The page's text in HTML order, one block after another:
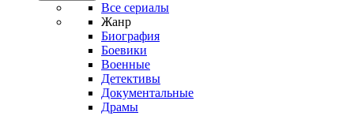
Все сериалы
Жанр
Биография
Боевики
Военные
Детективы
Документальные
Драмы